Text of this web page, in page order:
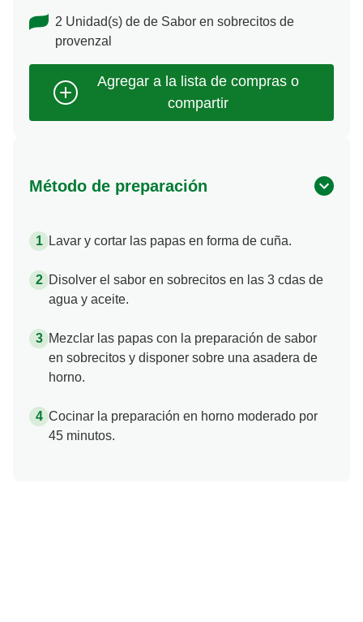
2 Unidad(s) de de Sabor en sobrecitos de
provenzal
Método de preparación
Lavar y cortar las papas en forma de cuña.
Disolver el sabor en sobrecitos en las 3 cdas de
agua y aceite.
Mezclar las papas con la preparación de sabor
en sobrecitos y disponer sobre una asadera de
horno.
Cocinar la preparación en horno moderado por
45 minutos.